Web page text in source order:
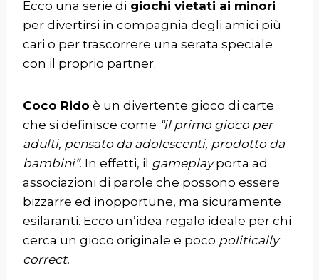
Ecco una serie di giochi vietati ai minori
per divertirsi in compagnia degli amici più
cari o per trascorrere una serata speciale
con il proprio partner.
Coco Rido è un divertente gioco di carte
che si definisce come “il primo gioco per
adulti, pensato da adolescenti, prodotto da
bambini”. In effetti, il gameplayporta ad
associazioni di parole che possono essere
bizzarre ed inopportune, ma sicuramente
esilaranti. Ecco un’idea regalo ideale per chi
cerca un gioco originale e poco politically
correct.